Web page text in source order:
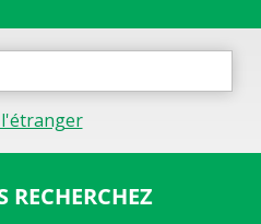
RECHERCHEZ